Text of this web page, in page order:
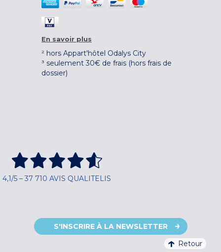
En savoir plus
² hors Appart'hôtel Odalys City
³ seulement 30€ de frais (hors frais de
dossier)
4,1/5 – 37 710 AVIS QUALITELIS
S'INSCRIRE À LA NEWSLETTER
Retour